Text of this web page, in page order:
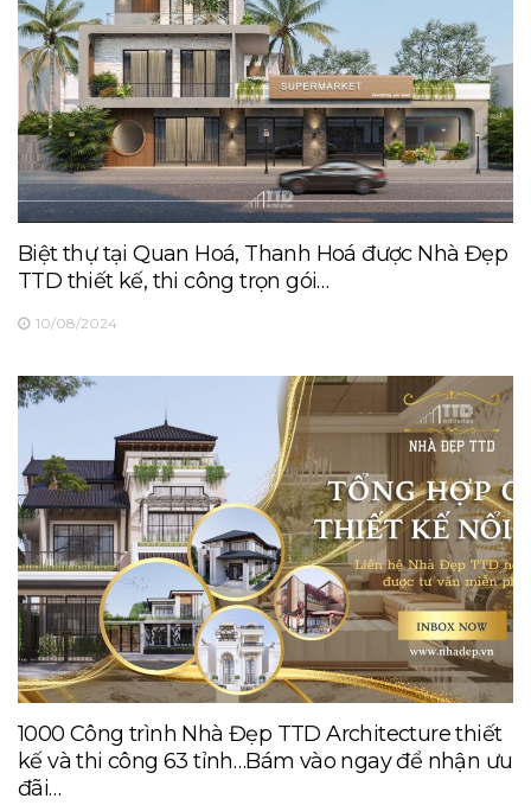
Biệt thự tại Quan Hoá, Thanh Hoá được Nhà Đẹp
TTD thiết kế, thi công trọn gói…
10/08/2024
1000 Công trình Nhà Đẹp TTD Architecture thiết
kế và thi công 63 tỉnh…Bám vào ngay để nhận ưu
đãi…